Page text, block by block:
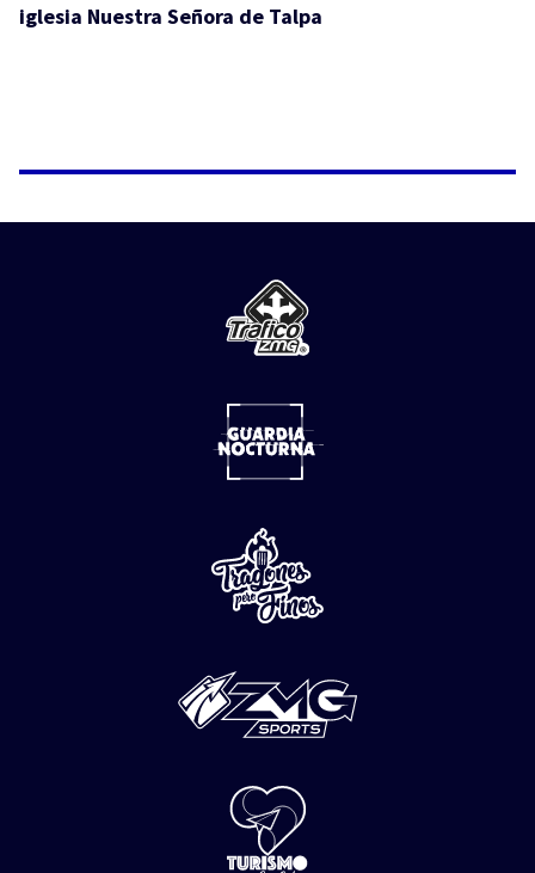
iglesia Nuestra Señora de Talpa